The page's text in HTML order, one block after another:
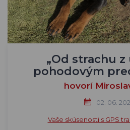
„Od strachu
pohodovým
hovorí
02. 06.
Vaše skúsenosti s GPS